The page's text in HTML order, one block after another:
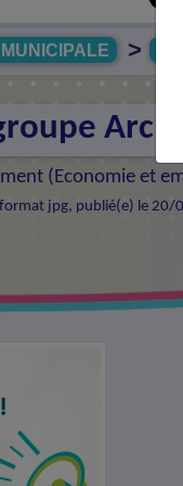
>
(Economie et
jpg, publié(e) le